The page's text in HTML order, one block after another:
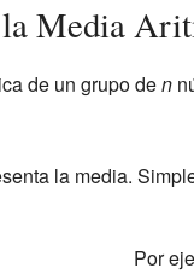
Media
de un grupo den
la media.
Por